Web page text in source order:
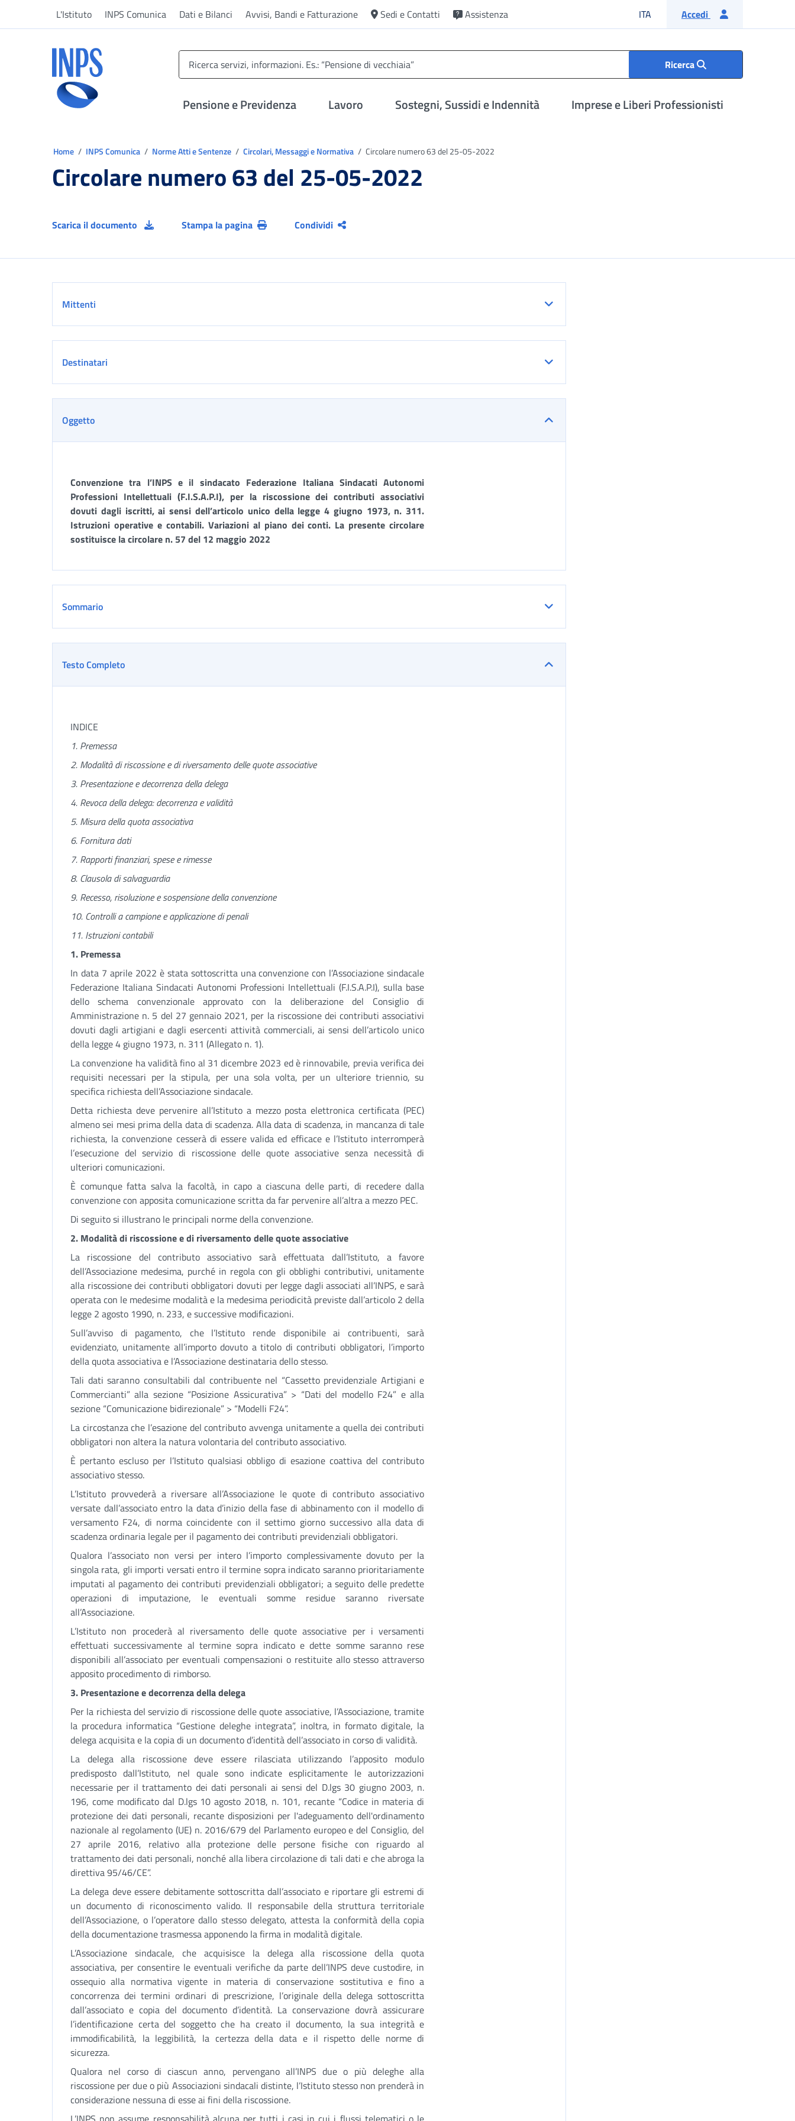
L'Istituto INPS Comunica Dati e Bilanci Avvisi, Bandi e Fatturazione Sedi e Contatti Assistenza ITA Lingua italiana
Accedi
Ricerca
Pensione e Previdenza Lavoro Sostegni, Sussidi e Indennità Imprese e Liberi Professionisti
Home INPS Comunica Norme Atti e Sentenze Circolari, Messaggi e Normativa Circolare numero 63 del 25-05-2022
Circolare numero 63 del 25-05-2022
Scarica il documento Stampa la pagina Condividi
Mittenti
Destinatari
Oggetto
Convenzione tra l’INPS e il sindacato Federazione Italiana Sindacati Autonomi
Professioni Intellettuali (F.I.S.A.P.I), per la riscossione dei contributi associativi
dovuti dagli iscritti, ai sensi dell’articolo unico della legge 4 giugno 1973, n. 311.
Istruzioni operative e contabili. Variazioni al piano dei conti. La presente circolare
sostituisce la circolare n. 57 del 12 maggio 2022
Sommario
Testo Completo
INDICE
1. Premessa
2. Modalità di riscossione e di riversamento delle quote associative
3. Presentazione e decorrenza della delega
4. Revoca della delega: decorrenza e validità
5. Misura della quota associativa
6. Fornitura dati
7. Rapporti finanziari, spese e rimesse
8. Clausola di salvaguardia
9. Recesso, risoluzione e sospensione della convenzione
10. Controlli a campione e applicazione di penali
11. Istruzioni contabili
1. Premessa
In data 7 aprile 2022 è stata sottoscritta una convenzione con l’Associazione sindacale
Federazione Italiana Sindacati Autonomi Professioni Intellettuali (F.I.S.A.P.I), sulla base
dello schema convenzionale approvato con la deliberazione del Consiglio di
Amministrazione n. 5 del 27 gennaio 2021, per la riscossione dei contributi associativi
dovuti dagli artigiani e dagli esercenti attività commerciali, ai sensi dell’articolo unico
della legge 4 giugno 1973, n. 311 (Allegato n. 1).
La convenzione ha validità fino al 31 dicembre 2023 ed è rinnovabile, previa verifica dei
requisiti necessari per la stipula, per una sola volta, per un ulteriore triennio, su
specifica richiesta dell’Associazione sindacale.
Detta richiesta deve pervenire all’Istituto a mezzo posta elettronica certificata (PEC)
almeno sei mesi prima della data di scadenza. Alla data di scadenza, in mancanza di tale
richiesta, la convenzione cesserà di essere valida ed efficace e l’Istituto interromperà
l’esecuzione del servizio di riscossione delle quote associative senza necessità di
ulteriori comunicazioni.
È comunque fatta salva la facoltà, in capo a ciascuna delle parti, di recedere dalla
convenzione con apposita comunicazione scritta da far pervenire all’altra a mezzo PEC.
Di seguito si illustrano le principali norme della convenzione.
2. Modalità di riscossione e di riversamento delle quote associative
La riscossione del contributo associativo sarà effettuata dall’Istituto, a favore
dell’Associazione medesima, purché in regola con gli obblighi contributivi, unitamente
alla riscossione dei contributi obbligatori dovuti per legge dagli associati all’INPS, e sarà
operata con le medesime modalità e la medesima periodicità previste dall’articolo 2 della
legge 2 agosto 1990, n. 233, e successive modificazioni.
Sull’avviso di pagamento, che l’Istituto rende disponibile ai contribuenti, sarà
evidenziato, unitamente all’importo dovuto a titolo di contributi obbligatori, l’importo
della quota associativa e l’Associazione destinataria dello stesso.
Tali dati saranno consultabili dal contribuente nel “Cassetto previdenziale Artigiani e
Commercianti” alla sezione “Posizione Assicurativa” > “Dati del modello F24” e alla
sezione “Comunicazione bidirezionale” > “Modelli F24”.
La circostanza che l’esazione del contributo avvenga unitamente a quella dei contributi
obbligatori non altera la natura volontaria del contributo associativo.
È pertanto escluso per l’Istituto qualsiasi obbligo di esazione coattiva del contributo
associativo stesso.
L’Istituto provvederà a riversare all’Associazione le quote di contributo associativo
versate dall’associato entro la data d’inizio della fase di abbinamento con il modello di
versamento F24, di norma coincidente con il settimo giorno successivo alla data di
scadenza ordinaria legale per il pagamento dei contributi previdenziali obbligatori.
Qualora l’associato non versi per intero l’importo complessivamente dovuto per la
singola rata, gli importi versati entro il termine sopra indicato saranno prioritariamente
imputati al pagamento dei contributi previdenziali obbligatori; a seguito delle predette
operazioni di imputazione, le eventuali somme residue saranno riversate
all’Associazione.
L’Istituto non procederà al riversamento delle quote associative per i versamenti
effettuati successivamente al termine sopra indicato e dette somme saranno rese
disponibili all’associato per eventuali compensazioni o restituite allo stesso attraverso
apposito procedimento di rimborso.
3. Presentazione e decorrenza della delega
Per la richiesta del servizio di riscossione delle quote associative, l’Associazione, tramite
la procedura informatica “Gestione deleghe integrata”, inoltra, in formato digitale, la
delega acquisita e la copia di un documento d’identità dell’associato in corso di validità.
La delega alla riscossione deve essere rilasciata utilizzando l’apposito modulo
predisposto dall’Istituto, nel quale sono indicate esplicitamente le autorizzazioni
necessarie per il trattamento dei dati personali ai sensi del D.lgs 30 giugno 2003, n.
196, come modificato dal D.lgs 10 agosto 2018, n. 101, recante “Codice in materia di
protezione dei dati personali, recante disposizioni per l'adeguamento dell'ordinamento
nazionale al regolamento (UE) n. 2016/679 del Parlamento europeo e del Consiglio, del
27 aprile 2016, relativo alla protezione delle persone fisiche con riguardo al
trattamento dei dati personali, nonché alla libera circolazione di tali dati e che abroga la
direttiva 95/46/CE”.
La delega deve essere debitamente sottoscritta dall’associato e riportare gli estremi di
un documento di riconoscimento valido. Il responsabile della struttura territoriale
dell’Associazione, o l’operatore dallo stesso delegato, attesta la conformità della copia
della documentazione trasmessa apponendo la firma in modalità digitale.
L’Associazione sindacale, che acquisisce la delega alla riscossione della quota
associativa, per consentire le eventuali verifiche da parte dell’INPS deve custodire, in
ossequio alla normativa vigente in materia di conservazione sostitutiva e fino a
concorrenza dei termini ordinari di prescrizione, l’originale della delega sottoscritta
dall’associato e copia del documento d’identità. La conservazione dovrà assicurare
l’identificazione certa del soggetto che ha creato il documento, la sua integrità e
immodificabilità, la leggibilità, la certezza della data e il rispetto delle norme di
sicurezza.
Qualora nel corso di ciascun anno, pervengano all’INPS due o più deleghe alla
riscossione per due o più Associazioni sindacali distinte, l’Istituto stesso non prenderà in
considerazione nessuna di esse ai fini della riscossione.